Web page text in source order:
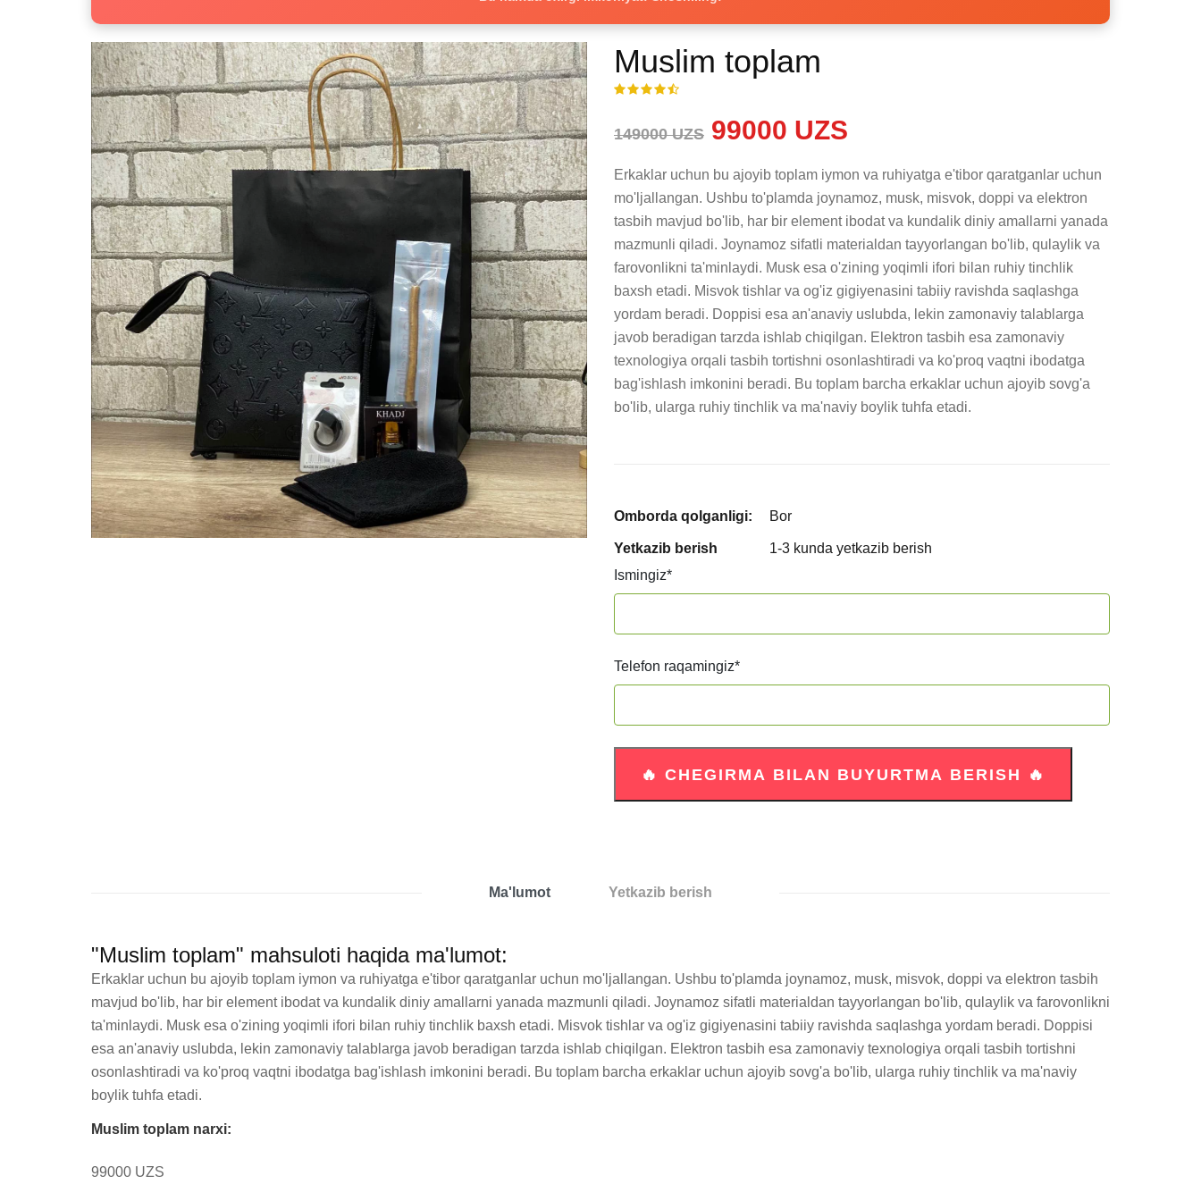
Muslim toplam
149000 UZS 99000 UZS
Erkaklar uchun bu ajoyib toplam iymon va ruhiyatga e'tibor qaratganlar uchun
mo'ljallangan. Ushbu to'plamda joynamoz, musk, misvok, doppi va elektron
tasbih mavjud bo'lib, har bir element ibodat va kundalik diniy amallarni yanada
mazmunli qiladi. Joynamoz sifatli materialdan tayyorlangan bo'lib, qulaylik va
farovonlikni ta'minlaydi. Musk esa o'zining yoqimli ifori bilan ruhiy tinchlik
baxsh etadi. Misvok tishlar va og'iz gigiyenasini tabiiy ravishda saqlashga
yordam beradi. Doppisi esa an'anaviy uslubda, lekin zamonaviy talablarga
javob beradigan tarzda ishlab chiqilgan. Elektron tasbih esa zamonaviy
texnologiya orqali tasbih tortishni osonlashtiradi va ko'proq vaqtni ibodatga
bag'ishlash imkonini beradi. Bu toplam barcha erkaklar uchun ajoyib sovg'a
bo'lib, ularga ruhiy tinchlik va ma'naviy boylik tuhfa etadi.
Omborda qolganligi: Bor
Yetkazib berish
1-3 kunda yetkazib berish
Ismingiz*
Telefon raqamingiz*
Ma'lumot Yetkazib berish
"Muslim toplam" mahsuloti haqida ma'lumot:
Erkaklar uchun bu ajoyib toplam iymon va ruhiyatga e'tibor qaratganlar uchun mo'ljallangan. Ushbu to'plamda joynamoz, musk, misvok, doppi va elektron tasbih
mavjud bo'lib, har bir element ibodat va kundalik diniy amallarni yanada mazmunli qiladi. Joynamoz sifatli materialdan tayyorlangan bo'lib, qulaylik va farovonlikni
ta'minlaydi. Musk esa o'zining yoqimli ifori bilan ruhiy tinchlik baxsh etadi. Misvok tishlar va og'iz gigiyenasini tabiiy ravishda saqlashga yordam beradi. Doppisi
esa an'anaviy uslubda, lekin zamonaviy talablarga javob beradigan tarzda ishlab chiqilgan. Elektron tasbih esa zamonaviy texnologiya orqali tasbih tortishni
osonlashtiradi va ko'proq vaqtni ibodatga bag'ishlash imkonini beradi. Bu toplam barcha erkaklar uchun ajoyib sovg'a bo'lib, ularga ruhiy tinchlik va ma'naviy
boylik tuhfa etadi.
Muslim toplam narxi:
99000 UZS